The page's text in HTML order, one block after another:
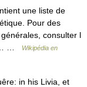
une liste de
Pour des
consulter l
… …
Wikipédia en
in his Livia, et